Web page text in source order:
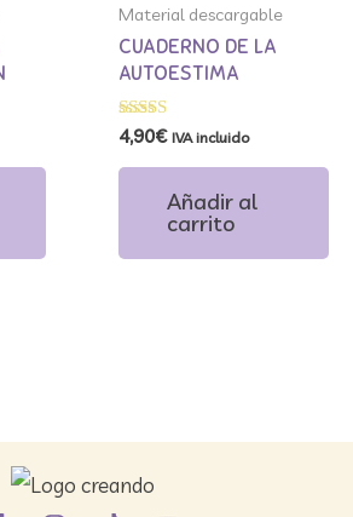
Material descargable
CUADERNO DE LA
AUTOESTIMA
Valorado
con
5.00
4,90€ IVA incluido
Añadir al
carrito